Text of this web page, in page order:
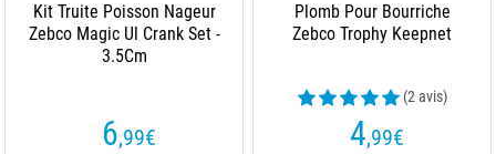
Kit Truite Poisson Nageur
Zebco Magic Ul Crank Set -
3.5Cm
6,99€
Plomb Pour Bourriche
Zebco Trophy Keepnet
(2 avis)
4,99€